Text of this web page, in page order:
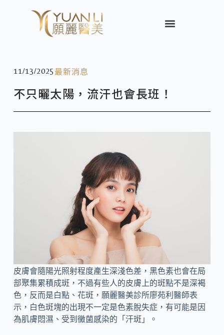
11/13/2025 最新消息
不只曬太陽，流汗也會長班！
皮膚會隨陽光照射程度產生深淺色差，黑色素也會在局
部聚集累積成斑，不過有些人的皮膚上的斑點不是深褐
色，反而是白點、花斑，願麗醫美診所廖苑利醫師表
示，白色斑塊的出現不一定是色素脫失症，有可能是因
為肌膚悶濕、受到黴菌感染的「汗斑」。